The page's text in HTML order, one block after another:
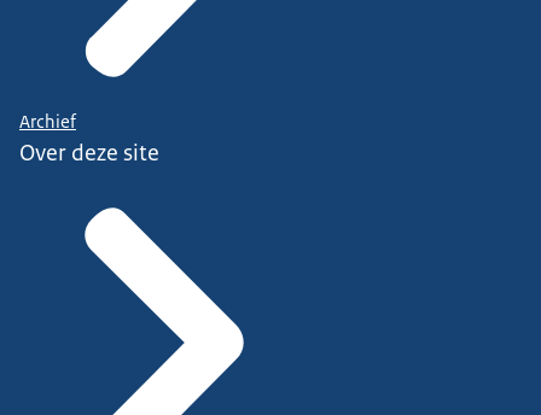
Archief
Over deze site